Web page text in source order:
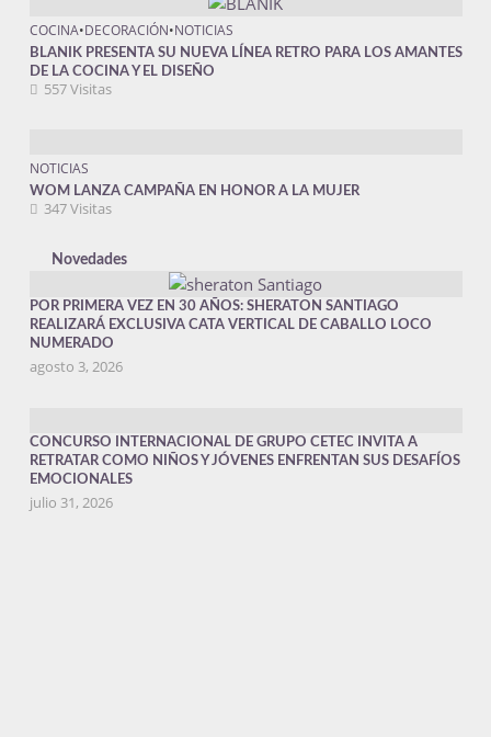
COCINA•DECORACIÓN•NOTICIAS
BLANIK PRESENTA SU NUEVA LÍNEA RETRO PARA LOS AMANTES
DE LA COCINA Y EL DISEÑO
557 Visitas
NOTICIAS
WOM LANZA CAMPAÑA EN HONOR A LA MUJER
347 Visitas
Novedades
POR PRIMERA VEZ EN 30 AÑOS: SHERATON SANTIAGO
REALIZARÁ EXCLUSIVA CATA VERTICAL DE CABALLO LOCO
NUMERADO
agosto 3, 2026
CONCURSO INTERNACIONAL DE GRUPO CETEC INVITA A
RETRATAR COMO NIÑOS Y JÓVENES ENFRENTAN SUS DESAFÍOS
EMOCIONALES
julio 31, 2026